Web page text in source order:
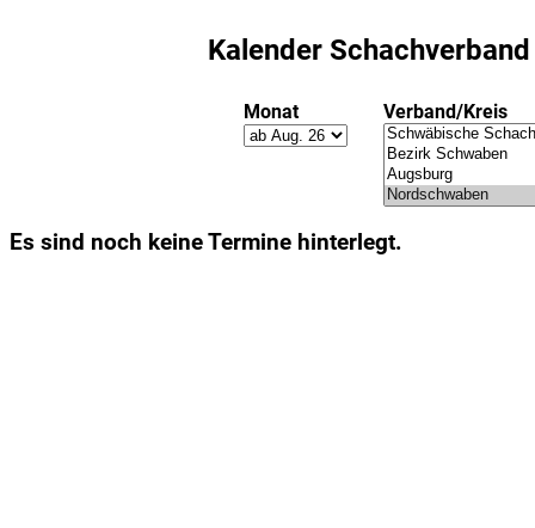
Kalender
Monat Verband/Kreis
Es sind noch keine Termine hinterlegt.